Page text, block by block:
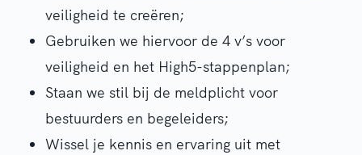
veiligheid te creëren;
Gebruiken we hiervoor de 4 v’s voor
veiligheid en het High5-stappenplan;
Staan we stil bij de meldplicht voor
bestuurders en begeleiders;
Wissel je kennis en ervaring uit met